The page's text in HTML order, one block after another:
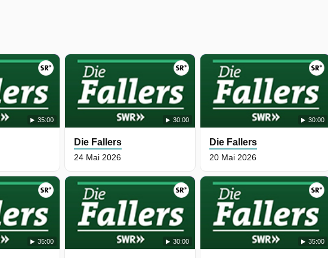
35:00
35:00
30:00
Die Fallers
24 Mai 2026
30:00
Die Fallers
20 Mai 2026
30:00 35:00